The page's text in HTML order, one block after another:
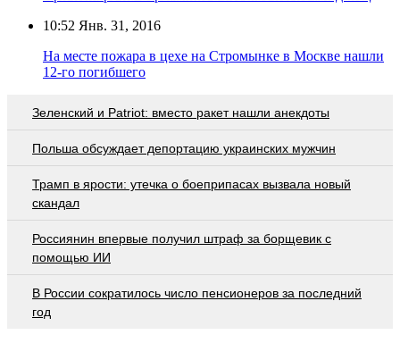
10:52 Янв. 31, 2016
На месте пожара в цехе на Стромынке в Москве нашли
12-го погибшего
Зеленский и Patriot: вместо ракет нашли анекдоты
Польша обсуждает депортацию украинских мужчин
Трамп в ярости: утечка о боеприпасах вызвала новый
скандал
Россиянин впервые получил штраф за борщевик с
помощью ИИ
В России сократилось число пенсионеров за последний
год